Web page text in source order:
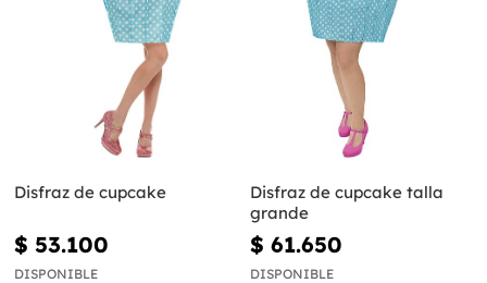
Disfraz de cupcake
$ 53.100
DISPONIBLE
Disfraz de cupcake talla
grande
$ 61.650
DISPONIBLE